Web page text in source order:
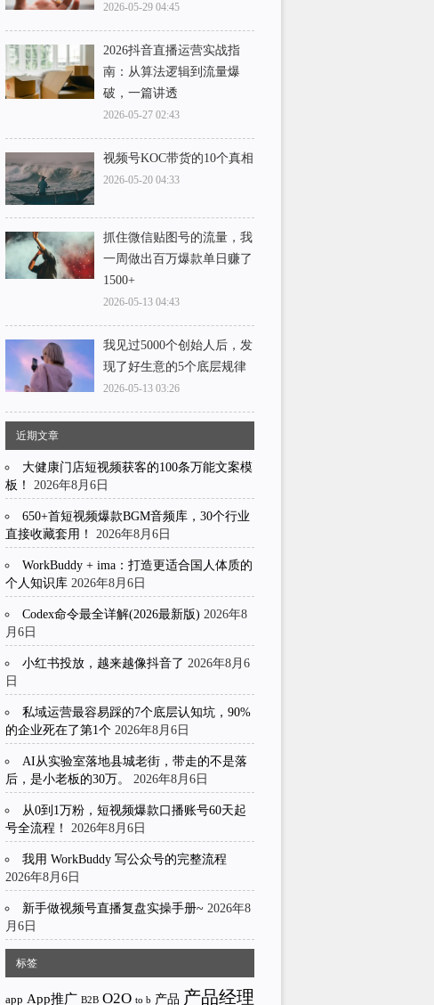
2026-05-29 04:45
2026抖音直播运营实战指
南：从算法逻辑到流量爆
破，一篇讲透
2026-05-27 02:43
视频号KOC带货的10个真相
2026-05-20 04:33
抓住微信贴图号的流量，我
一周做出百万爆款单日赚了
1500+
2026-05-13 04:43
我见过5000个创始人后，发
现了好生意的5个底层规律
2026-05-13 03:26
近期文章
大健康门店短视频获客的100条万能文案模
板！
2026年8月6日
650+首短视频爆款BGM音频库，30个行业
直接收藏套用！
2026年8月6日
WorkBuddy + ima：打造更适合国人体质的
个人知识库 2026年8月6日
Codex命令最全详解(2026最新版) 2026年8
月6日
小红书投放，越来越像抖音了 2026年8月6
日
私域运营最容易踩的7个底层认知坑，90%
的企业死在了第1个 2026年8月6日
AI从实验室落地县城老街，带走的不是落
后，是小老板的30万。
2026年8月6日
从0到1万粉，短视频爆款口播账号60天起
号全流程！
2026年8月6日
我用 WorkBuddy 写公众号的完整流程
2026年8月6日
新手做视频号直播复盘实操手册~ 2026年8
月6日
标签
app App推广 B2B O2O to b 产品 产品经理